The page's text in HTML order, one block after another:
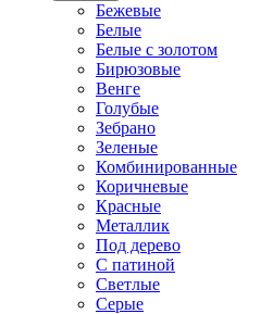
Бежевые
Белые
Белые с золотом
Бирюзовые
Венге
Голубые
Зебрано
Зеленые
Комбинированные
Коричневые
Красные
Металлик
Под дерево
С патиной
Светлые
Серые